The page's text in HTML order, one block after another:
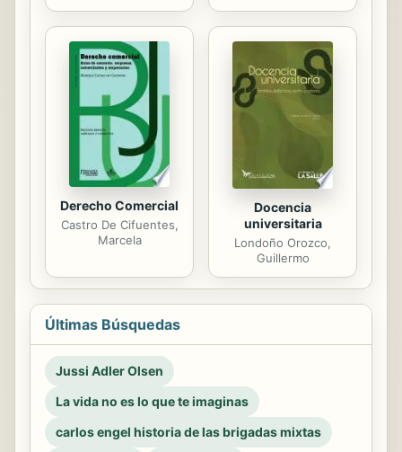
Derecho Comercial
Castro De Cifuentes,
Marcela
Docencia
universitaria
Londoño Orozco,
Guillermo
Últimas Búsquedas
Jussi Adler Olsen
La vida no es lo que te imaginas
carlos engel historia de las brigadas mixtas